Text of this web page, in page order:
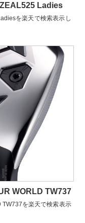
Ladies
を楽天で検索表示し
WORLD TW737
TW737を楽天で検索表示